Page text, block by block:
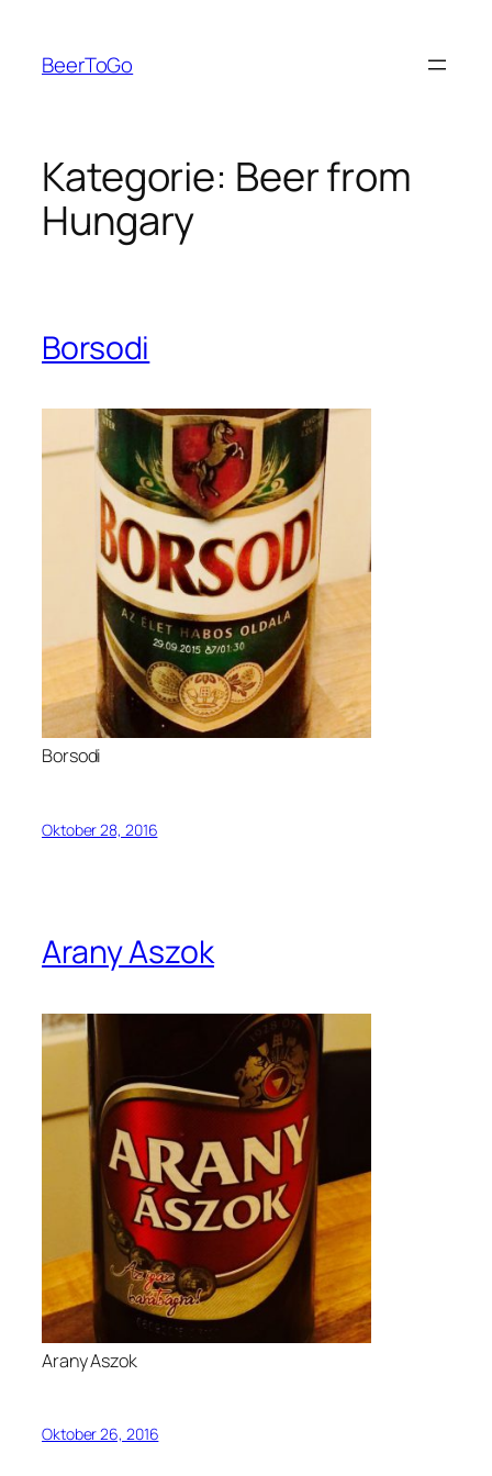
springen
BeerToGo
Kategorie: Beer from
Hungary
Borsodi
Borsodi
Oktober 28, 2016
Arany Aszok
Arany Aszok
Oktober 26, 2016